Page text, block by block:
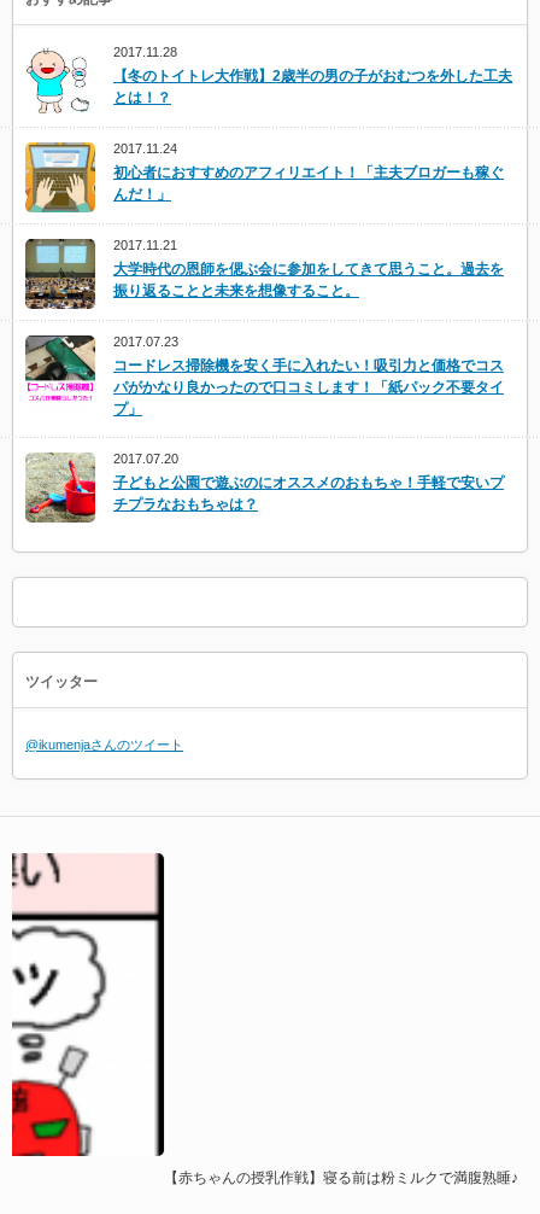
2017.11.28
【冬のトイトレ大作戦】2歳半の男の子がおむつを外した工夫
とは！？
2017.11.24
初心者におすすめのアフィリエイト！「主夫ブロガーも稼ぐ
んだ！」
2017.11.21
大学時代の恩師を偲ぶ会に参加をしてきて思うこと。過去を
振り返ることと未来を想像すること。
2017.07.23
コードレス掃除機を安く手に入れたい！吸引力と価格でコス
パがかなり良かったので口コミします！「紙パック不要タイ
プ」
2017.07.20
子どもと公園で遊ぶのにオススメのおもちゃ！手軽で安いプ
チプラなおもちゃは？
ツイッター
@ikumenjaさんのツイート
【赤ちゃんの授乳作戦】寝る前は粉ミルクで満腹熟睡♪